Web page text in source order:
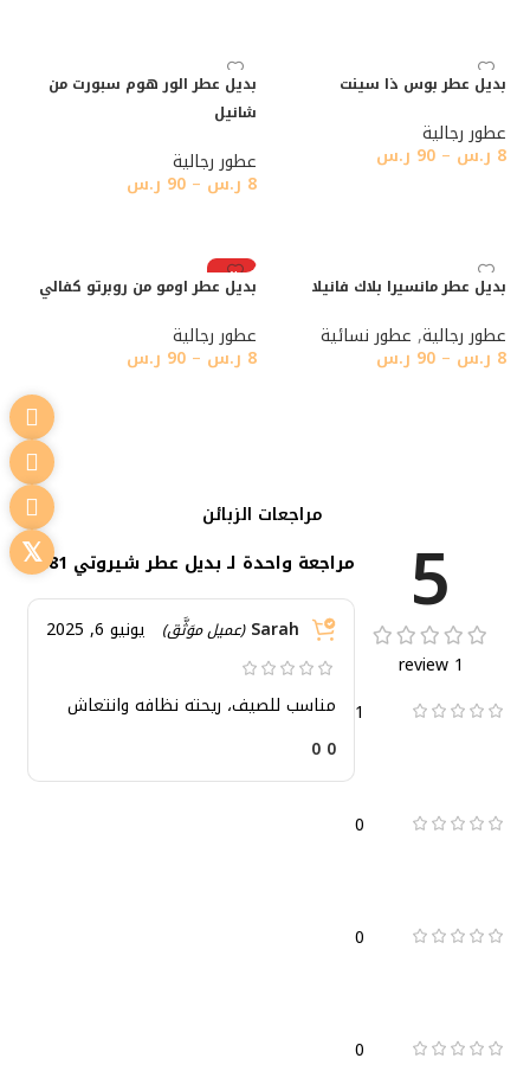
بديل عطر بوس ذا سينت
عطور رجالية
8 ر.س –
90 ر.س
بديل عطر الور هوم سبورت من
شانيل
عطور رجالية
8 ر.س –
90 ر.س
بديل عطر مانسيرا بلاك فانيلا
عطور رجالية, عطور نسائية
8 ر.س –
90 ر.س
رائج
بديل عطر اومو من روبرتو كفالي
عطور رجالية
8 ر.س –
90 ر.س
مراجعات الزبائن 5
1 review
1
0
0
0
مراجعة واحدة لـبديل عطر شيروتي 1881
(عميل موَثَّق) يونيو 6, 2025
مناسب للصيف، ريحته نظافه وانتعاش
0
0